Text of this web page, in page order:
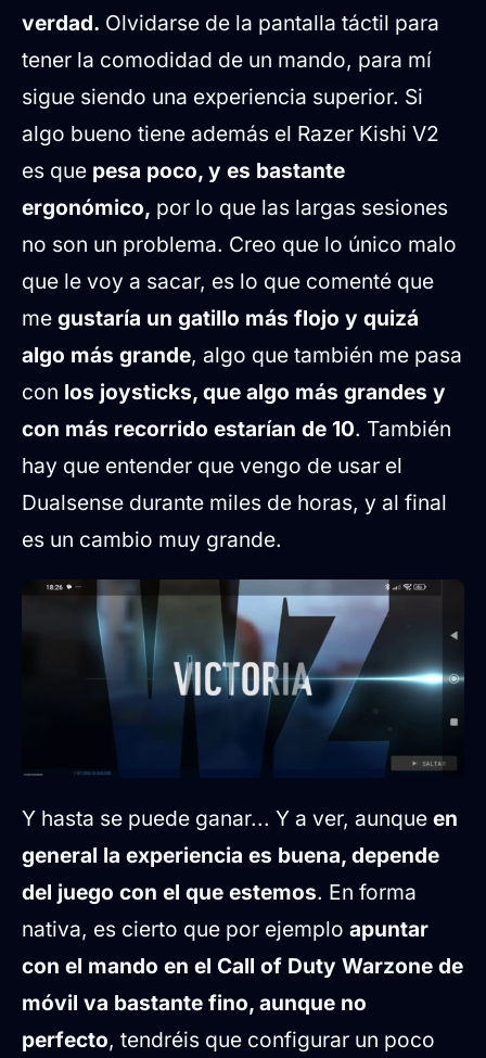
verdad. Olvidarse de la pantalla táctil para
tener la comodidad de un mando, para mí
sigue siendo una experiencia superior. Si
algo bueno tiene además el Razer Kishi V2
es que pesa poco, y es bastante
ergonómico, por lo que las largas sesiones
no son un problema. Creo que lo único malo
que le voy a sacar, es lo que comenté que
me gustaría un gatillo más flojo y quizá
algo más grande, algo que también me pasa
con los joysticks, que algo más grandes y
con más recorrido estarían de 10. También
hay que entender que vengo de usar el
Dualsense durante miles de horas, y al final
es un cambio muy grande.
Y hasta se puede ganar... Y a ver, aunque en
general la experiencia es buena, depende
del juego con el que estemos. En forma
nativa, es cierto que por ejemplo apuntar
con el mando en el Call of Duty Warzone de
móvil va bastante fino, aunque no
perfecto, tendréis que configurar un poco